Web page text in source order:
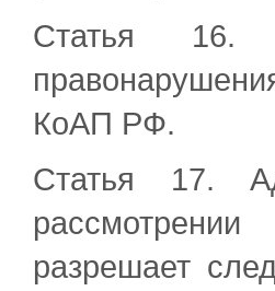
Статья 16.
КоАП РФ.
Статья 17.
разрешает